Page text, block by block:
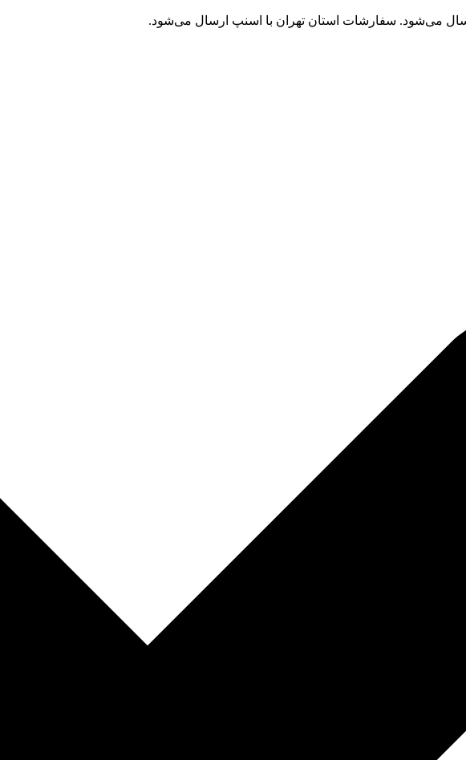
می‌شود. سفارشات استان تهران با اسنپ ارسال می‌شود.